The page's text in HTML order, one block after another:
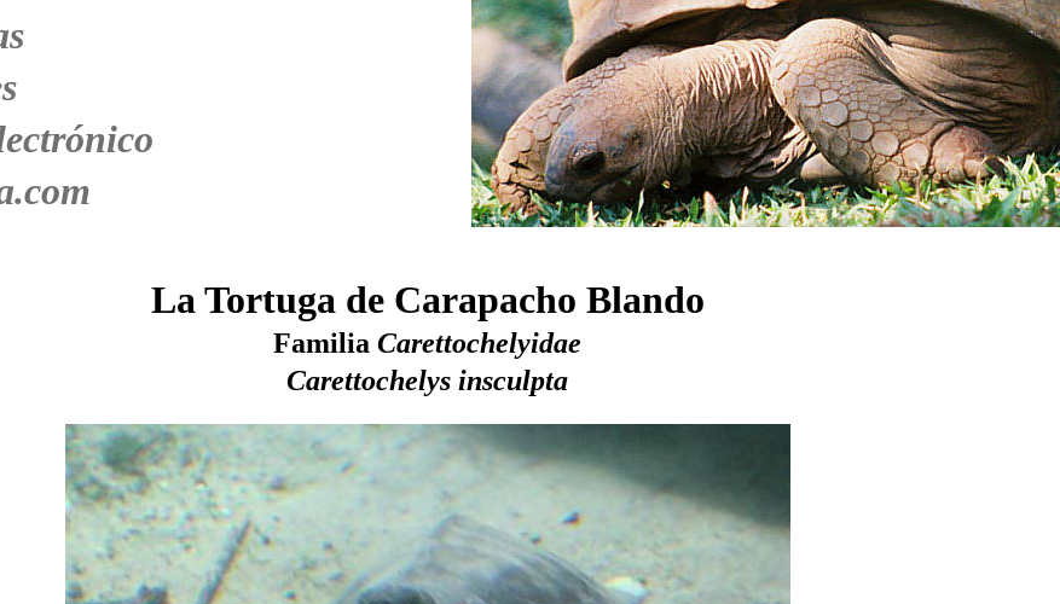
La Tortuga de Carapacho Blando
Familia Carettochelyidae
Carettochelys insculpta